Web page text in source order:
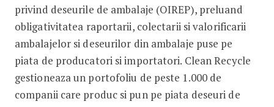
privind deseurile de ambalaje (OIREP), preluand
obligativitatea raportarii, colectarii si valorificarii
ambalajelor si deseurilor din ambalaje puse pe
piata de producatori si importatori. Clean Recycle
gestioneaza un portofoliu de peste 1.000 de
companii care produc si pun pe piata deseuri de